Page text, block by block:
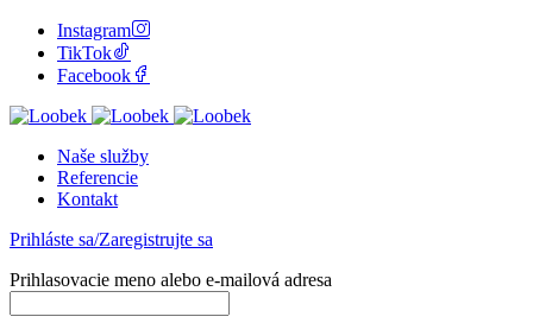
Instagram
TikTok
Facebook
Naše služby
Referencie
Kontakt
Prihláste sa/Zaregistrujte sa
Prihlasovacie meno alebo e-mailová adresa